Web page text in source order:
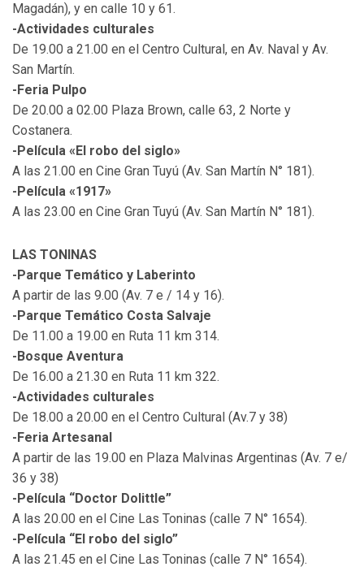
Magadán), y en calle 10 y 61.
-Actividades culturales
De 19.00 a 21.00 en el Centro Cultural, en Av. Naval y Av.
San Martín.
-Feria Pulpo
De 20.00 a 02.00 Plaza Brown, calle 63, 2 Norte y
Costanera.
-Película «El robo del siglo»
A las 21.00 en Cine Gran Tuyú (Av. San Martín N° 181).
-Película «1917»
A las 23.00 en Cine Gran Tuyú (Av. San Martín N° 181).
LAS TONINAS
-Parque Temático y Laberinto
A partir de las 9.00 (Av. 7 e / 14 y 16).
-Parque Temático Costa Salvaje
De 11.00 a 19.00 en Ruta 11 km 314.
-Bosque Aventura
De 16.00 a 21.30 en Ruta 11 km 322.
-Actividades culturales
De 18.00 a 20.00 en el Centro Cultural (Av.7 y 38)
-Feria Artesanal
A partir de las 19.00 en Plaza Malvinas Argentinas (Av. 7 e/
36 y 38)
-Película “Doctor Dolittle”
A las 20.00 en el Cine Las Toninas (calle 7 N° 1654).
-Película “El robo del siglo”
A las 21.45 en el Cine Las Toninas (calle 7 N° 1654).